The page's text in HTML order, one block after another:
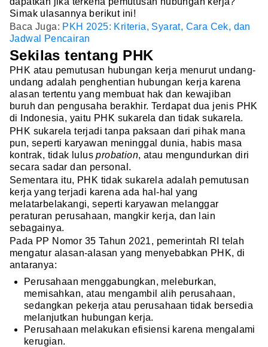
Simak ulasannya berikut ini!
Baca Juga: PKH 2025: Kriteria, Syarat, Cara Cek, dan
Jadwal Pencairan
Sekilas tentang PHK
PHK atau pemutusan hubungan kerja menurut undang-
undang adalah penghentian hubungan kerja karena
alasan tertentu yang membuat hak dan kewajiban
buruh dan pengusaha berakhir. Terdapat dua jenis PHK
di Indonesia, yaitu PHK sukarela dan tidak sukarela.
PHK sukarela terjadi tanpa paksaan dari pihak mana
pun, seperti karyawan meninggal dunia, habis masa
kontrak, tidak lulusprobation, atau mengundurkan diri
secara sadar dan personal.
Sementara itu, PHK tidak sukarela adalah pemutusan
kerja yang terjadi karena ada hal-hal yang
melatarbelakangi, seperti karyawan melanggar
peraturan perusahaan, mangkir kerja, dan lain
sebagainya.
Pada PP Nomor 35 Tahun 2021, pemerintah RI telah
mengatur alasan-alasan yang menyebabkan PHK, di
antaranya:
Perusahaan menggabungkan, meleburkan,
memisahkan, atau mengambil alih perusahaan,
sedangkan pekerja atau perusahaan tidak bersedia
melanjutkan hubungan kerja.
Perusahaan melakukan efisiensi karena mengalami
kerugian.